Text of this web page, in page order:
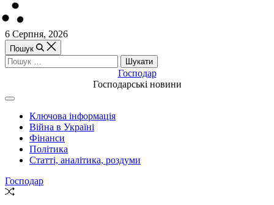
Перейти
до
вмісту
6 Серпня, 2026
Пошук
Пошук:
Господар
Господарські новини
Off
Canvas
(поза
полотном)
Ключова інформація
Війна в Україні
Фінанси
Політика
Статті, аналітика, роздуми
Господар
Випадкова